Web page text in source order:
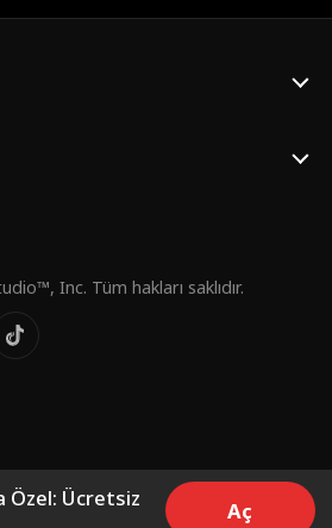
Inc. Tüm hakları saklıdır.
Özel: Ücretsiz
Aç